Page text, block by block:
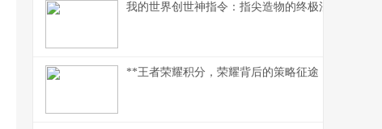
我的世界创世神指令：指尖造物的终极法则，方块
**王者荣耀积分，荣耀背后的策略征途，一位资深